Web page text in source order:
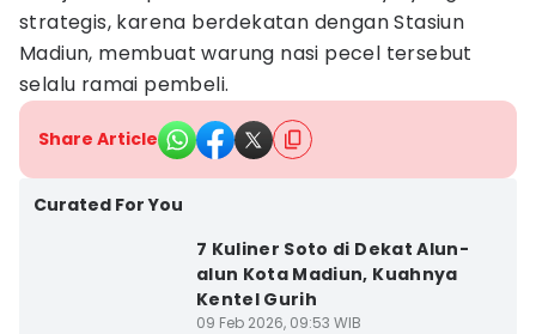
strategis, karena berdekatan dengan Stasiun
Madiun, membuat warung nasi pecel tersebut
selalu ramai pembeli.
Share Article
Curated For You
7 Kuliner Soto di Dekat Alun-
alun Kota Madiun, Kuahnya
Kentel Gurih
09 Feb 2026, 09:53 WIB